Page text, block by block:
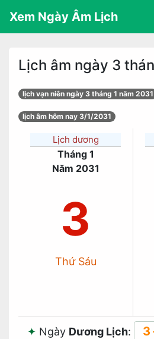
Xem Ngày Âm Lịch
Lịch âm ngày 3
lịch vạn niên ngày 3 tháng 1 năm 2031
lịch âm hôm nay 3/1/2031
Lịch dương
Tháng 1
Năm 2031
3
Thứ Sáu
Ngày Dương Lịch: